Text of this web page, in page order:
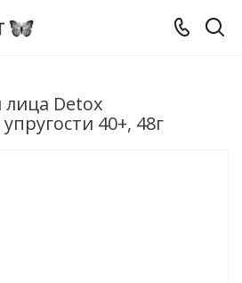
лица Detox
40+, 48г